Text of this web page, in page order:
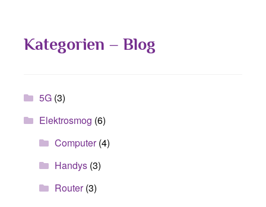
Kategorien – Blog
5G(3)
Elektrosmog (6)
Computer(4)
Handys(3)
Router(3)